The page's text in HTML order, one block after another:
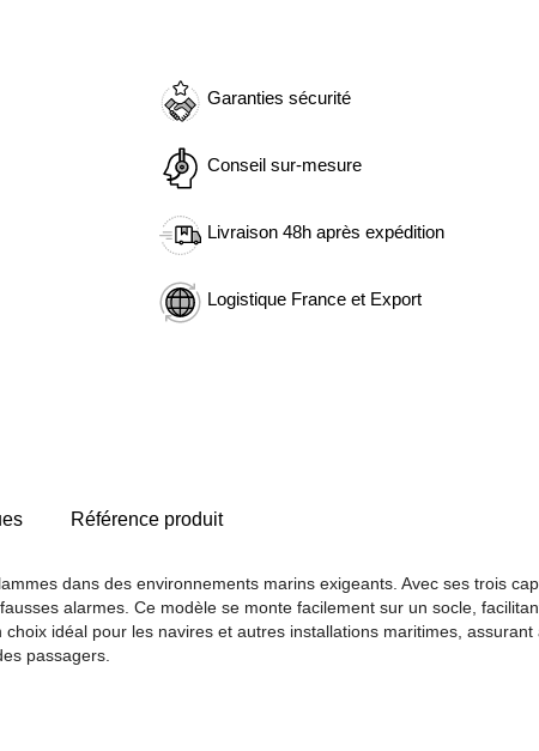
Garanties sécurité
Conseil sur-mesure
Livraison 48h après expédition
Logistique France et Export
Référence produit
dans des environnements marins exigeants. Avec ses trois
alarmes. Ce modèle se monte facilement sur un socle,
idéal pour les navires et autres installations maritimes, assurant
passagers.